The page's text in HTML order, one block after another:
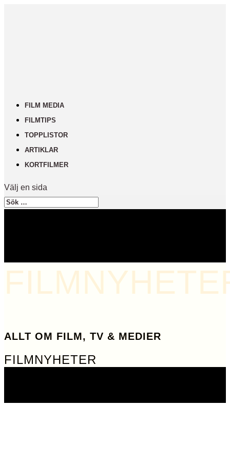
FILM MEDIA
FILMTIPS
TOPPLISTOR
ARTIKLAR
KORTFILMER
Välj en sida
ALLT OM FILM, TV & MEDIER
FILMNYHETER